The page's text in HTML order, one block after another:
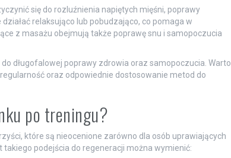
się do rozluźnienia napiętych mięśni, poprawy
relaksująco lub pobudzająco, co pomaga w
z masażu obejmują także poprawę snu i samopoczucia
długofalowej poprawy zdrowia oraz samopoczucia. Warto
oraz odpowiednie dostosowanie metod do
po treningu?
które są nieocenione zarówno dla osób uprawiających
podejścia do regeneracji można wymienić: